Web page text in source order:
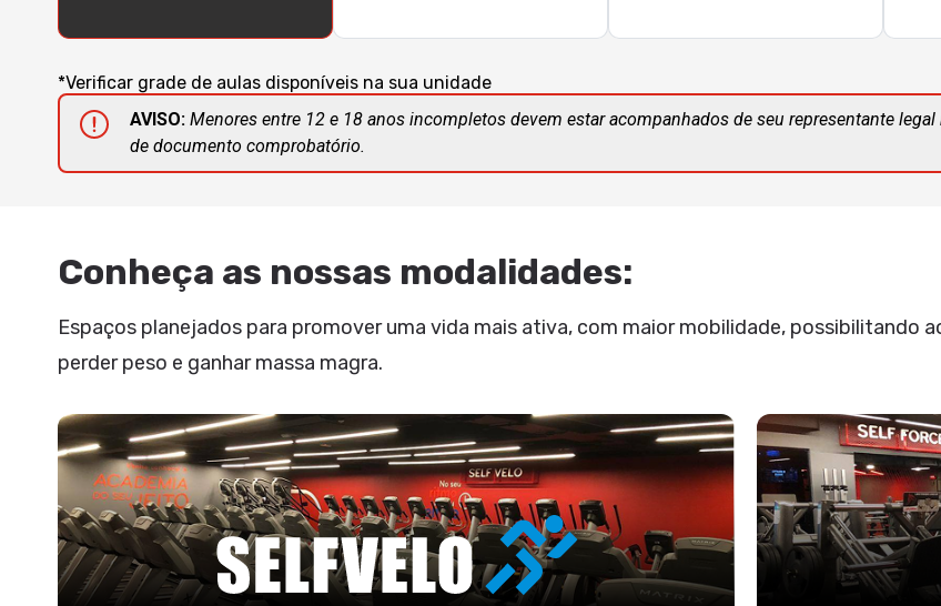
*Verificar grade de aulas disponíveis na sua unidade
AVISO: Menores entre 12 e 18 anos incompletos devem estar acompanhados de seu representante
de documento comprobatório.
Conheça as nossas modalidades:
Espaços planejados para promover uma vida mais ativa, com maior mobilidade, possibilitando
perder peso e ganhar massa magra.